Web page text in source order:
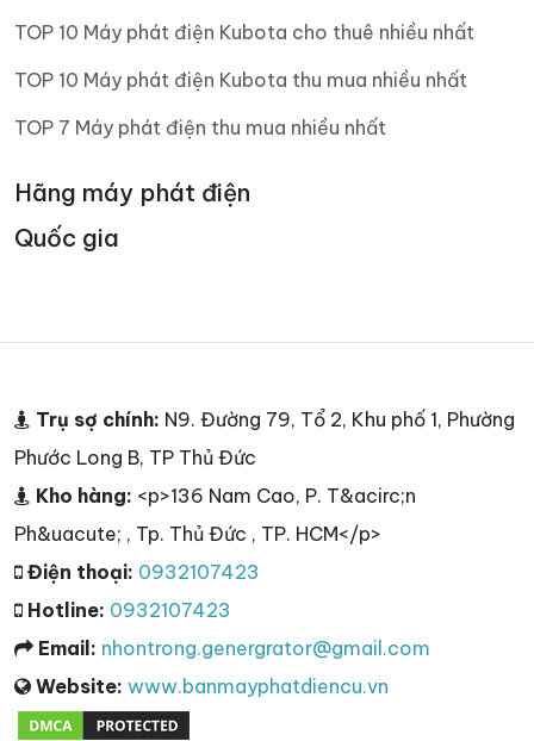
TOP 10 Máy phát điện Kubota cho thuê nhiều nhất
TOP 10 Máy phát điện Kubota thu mua nhiều nhất
TOP 7 Máy phát điện thu mua nhiều nhất
Hãng máy phát điện
Quốc gia
Trụ sợ chính: N9. Đường 79, Tổ 2, Khu phố 1, Phường
Phước Long B, TP Thủ Đức
Kho hàng: <p>136 Nam Cao, P. T&acirc;n
Ph&uacute; , Tp. Thủ Đức , TP. HCM</p>
Điện thoại: 0932107423
Hotline: 0932107423
Email: nhontrong.genergrator@gmail.com
Website: www.banmayphatdiencu.vn